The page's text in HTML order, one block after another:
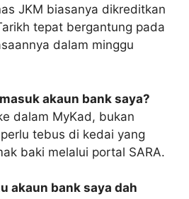
JKM biasanya dikreditkan
tepat bergantung pada
dalam minggu
akaun bank saya?
dalam MyKad, bukan
tebus di kedai yang
baki melalui portal SARA.
akaun bank saya dah